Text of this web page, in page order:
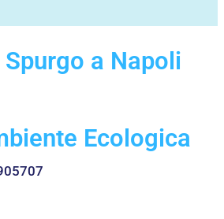
a Napoli
Ecologica